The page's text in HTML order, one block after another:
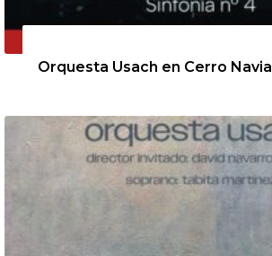
Orquesta Usach en Cerro Navia